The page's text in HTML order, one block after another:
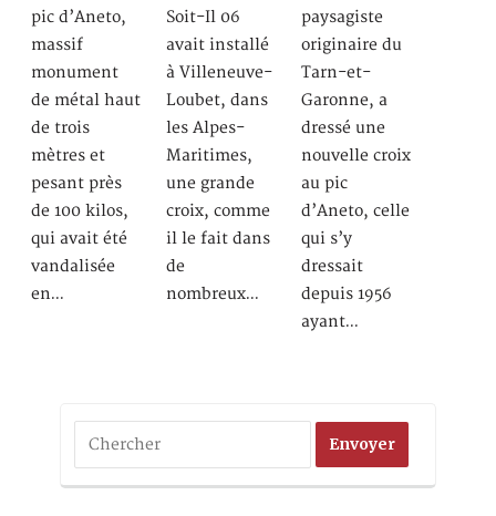
pic d’Aneto,
massif
monument
de métal haut
de trois
mètres et
pesant près
de 100 kilos,
qui avait été
vandalisée
en…
Soit-Il 06
avait installé
à Villeneuve-
Loubet, dans
les Alpes-
Maritimes,
une grande
croix, comme
il le fait dans
de
nombreux…
paysagiste
originaire du
Tarn-et-
Garonne, a
dressé une
nouvelle croix
au pic
d’Aneto, celle
qui s’y
dressait
depuis 1956
ayant…